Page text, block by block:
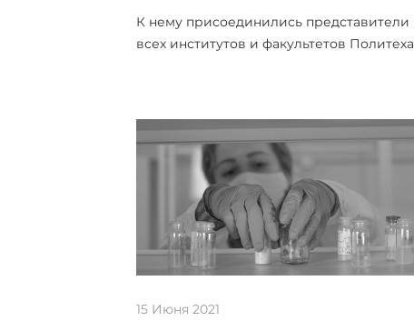
К нему присоединились представители
всех институтов и факультетов Политеха
15 Июня 2021